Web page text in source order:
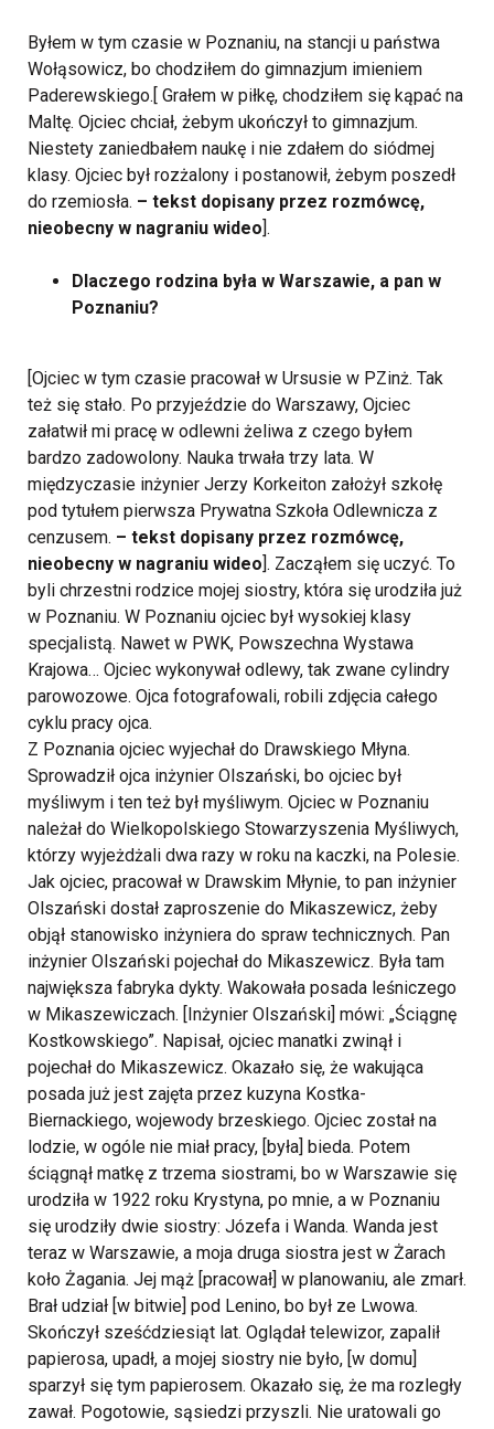
Byłem w tym czasie w Poznaniu, na stancji u państwa
Wołąsowicz, bo chodziłem do gimnazjum imieniem
Paderewskiego.[ Grałem w piłkę, chodziłem się kąpać na
Maltę. Ojciec chciał, żebym ukończył to gimnazjum.
Niestety zaniedbałem naukę i nie zdałem do siódmej
klasy. Ojciec był rozżalony i postanowił, żebym poszedł
do rzemiosła. – tekst dopisany przez rozmówcę,
nieobecny w nagraniu wideo].
Dlaczego rodzina była w Warszawie, a pan w
Poznaniu?
[Ojciec w tym czasie pracował w Ursusie w PZinż. Tak
też się stało. Po przyjeździe do Warszawy, Ojciec
załatwił mi pracę w odlewni żeliwa z czego byłem
bardzo zadowolony. Nauka trwała trzy lata. W
międzyczasie inżynier Jerzy Korkeiton założył szkołę
pod tytułem pierwsza Prywatna Szkoła Odlewnicza z
cenzusem. – tekst dopisany przez rozmówcę,
nieobecny w nagraniu wideo]. Zacząłem się uczyć. To
byli chrzestni rodzice mojej siostry, która się urodziła już
w Poznaniu. W Poznaniu ojciec był wysokiej klasy
specjalistą. Nawet w PWK, Powszechna Wystawa
Krajowa… Ojciec wykonywał odlewy, tak zwane cylindry
parowozowe. Ojca fotografowali, robili zdjęcia całego
cyklu pracy ojca.
Z Poznania ojciec wyjechał do Drawskiego Młyna.
Sprowadził ojca inżynier Olszański, bo ojciec był
myśliwym i ten też był myśliwym. Ojciec w Poznaniu
należał do Wielkopolskiego Stowarzyszenia Myśliwych,
którzy wyjeżdżali dwa razy w roku na kaczki, na Polesie.
Jak ojciec, pracował w Drawskim Młynie, to pan inżynier
Olszański dostał zaproszenie do Mikaszewicz, żeby
objął stanowisko inżyniera do spraw technicznych. Pan
inżynier Olszański pojechał do Mikaszewicz. Była tam
największa fabryka dykty. Wakowała posada leśniczego
w Mikaszewiczach. [Inżynier Olszański] mówi: „Ściągnę
Kostkowskiego”. Napisał, ojciec manatki zwinął i
pojechał do Mikaszewicz. Okazało się, że wakująca
posada już jest zajęta przez kuzyna Kostka-
Biernackiego, wojewody brzeskiego. Ojciec został na
lodzie, w ogóle nie miał pracy, [była] bieda. Potem
ściągnął matkę z trzema siostrami, bo w Warszawie się
urodziła w 1922 roku Krystyna, po mnie, a w Poznaniu
się urodziły dwie siostry: Józefa i Wanda. Wanda jest
teraz w Warszawie, a moja druga siostra jest w Żarach
koło Żagania. Jej mąż [pracował] w planowaniu, ale zmarł.
Brał udział [w bitwie] pod Lenino, bo był ze Lwowa.
Skończył sześćdziesiąt lat. Oglądał telewizor, zapalił
papierosa, upadł, a mojej siostry nie było, [w domu]
sparzył się tym papierosem. Okazało się, że ma rozległy
zawał. Pogotowie, sąsiedzi przyszli. Nie uratowali go